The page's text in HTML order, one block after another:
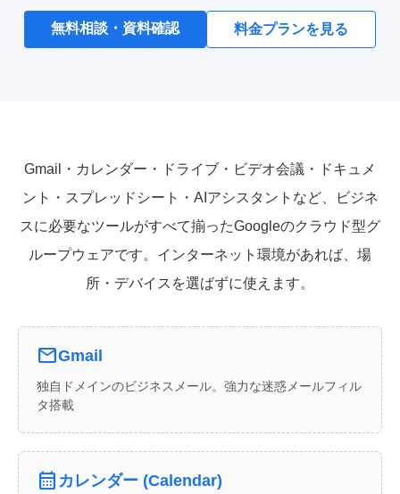
無料相談・資料確認 料金プランを見る
Gmail・カレンダー・ドライブ・ビデオ会議・ドキュメ
ント・スプレッドシート・AIアシスタントなど、ビジネ
スに必要なツールがすべて揃ったGoogleのクラウド型グ
ループウェアです。インターネット環境があれば、場
所・デバイスを選ばずに使えます。
mailGmail
独自ドメインのビジネスメール。強力な迷惑メールフィル
タ搭載
calendar_month カレンダー (Calendar)